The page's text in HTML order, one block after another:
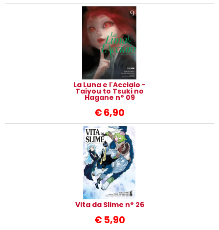
La Luna e l'Acciaio -
Taiyou to Tsuki no
Hagane n° 09
€6,90
Vita da Slime n° 26
€ 5,90